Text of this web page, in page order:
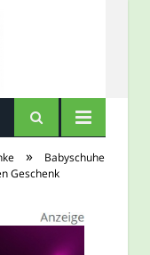
»
Babyschuhe
Geschenk